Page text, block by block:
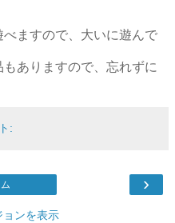
ますので、大いに遊んで
ありますので、忘れずに
:
›
ョンを表示